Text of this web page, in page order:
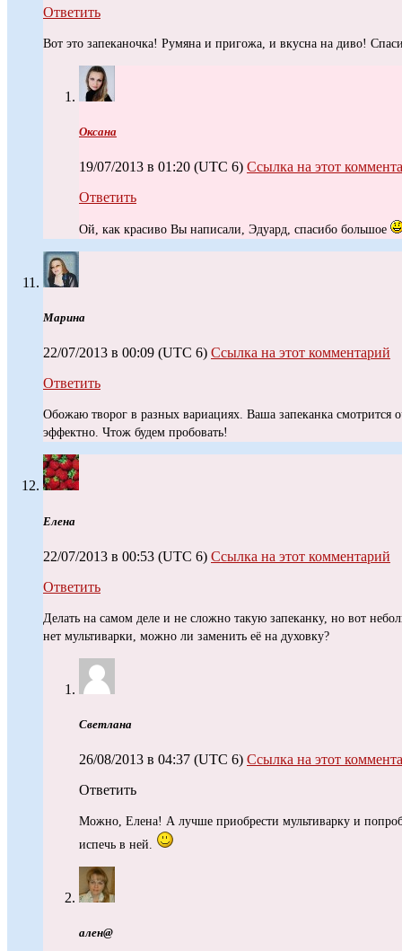
Ответить
Вот это запеканочка! Румяна и пригожа, и вкусна на диво!
Оксана
19/07/2013 в 01:20 (UTC 6) Ссылка на этот
Ответить
Ой, как красиво Вы написали, Эдуард, спасибо большое
Марина
22/07/2013 в 00:09 (UTC 6) Ссылка на этот комментарий
Ответить
Обожаю творог в разных вариациях. Ваша запеканка смотрится
эффектно. Чтож будем пробовать!
Елена
22/07/2013 в 00:53 (UTC 6) Ссылка на этот комментарий
Ответить
Делать на самом деле и не сложно такую запеканку, но вот
нет мультиварки, можно ли заменить её на духовку?
Светлана
26/08/2013 в 04:37 (UTC 6) Ссылка на этот
Ответить
Можно, Елена! А лучше приобрести мультиварку и
испечь в ней.
ален@